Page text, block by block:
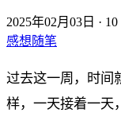
2025年02月03日 ·
感想随笔
过去这一周，时间
样，一天接着一天